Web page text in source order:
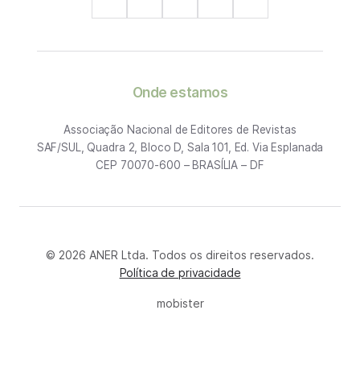
Onde estamos
Associação Nacional de Editores de Revistas
SAF/SUL, Quadra 2, Bloco D, Sala 101, Ed. Via Esplanada
CEP 70070-600 – BRASÍLIA – DF
© 2026 ANER Ltda. Todos os direitos reservados.
Política de privacidade
mobister